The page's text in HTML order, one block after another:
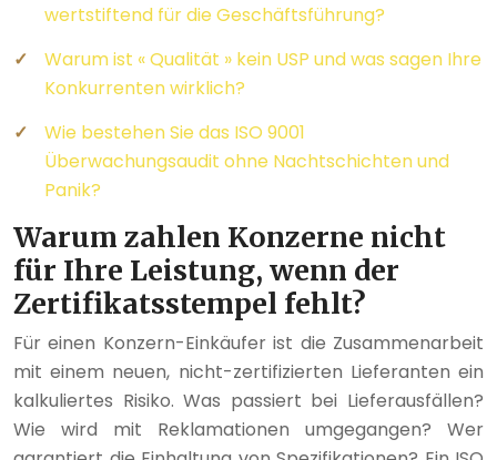
wertstiftend für die Geschäftsführung?
Warum ist « Qualität » kein USP und was sagen Ihre
Konkurrenten wirklich?
Wie bestehen Sie das ISO 9001
Überwachungsaudit ohne Nachtschichten und
Panik?
Warum zahlen Konzerne nicht
für Ihre Leistung, wenn der
Zertifikatsstempel fehlt?
Für einen Konzern-Einkäufer ist die Zusammenarbeit
mit einem neuen, nicht-zertifizierten Lieferanten ein
kalkuliertes Risiko. Was passiert bei Lieferausfällen?
Wie wird mit Reklamationen umgegangen? Wer